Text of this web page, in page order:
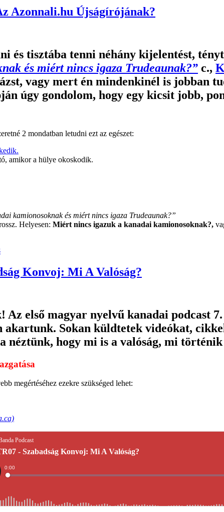
Azonnali.hu Újságírójának?
és tisztába tenni néhány kijelentést,
és miért nincs igaza Trudeaunak?” c.,
vagy mert én mindenkinél is jobban
úgy gondolom, hogy egy kicsit jobb,
2 mondatban letudni ezt az egészet:
amikor a hülye okoskodik.
kamionosoknak és miért nincs igaza Trudeaunak?”
Helyesen: Miért nincs igazuk a kanadai kamionosoknak?,
Konvoj: Mi A Valóság?
Az első magyar nyelvű kanadai podcast
akartunk. Sokan küldtetek videókat,
néztünk, hogy mi is a valóság, mi
megértéséhez ezekre szükséged lehet: